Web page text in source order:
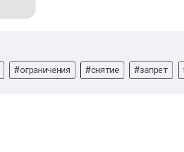
#ограничения #снятие #запрет